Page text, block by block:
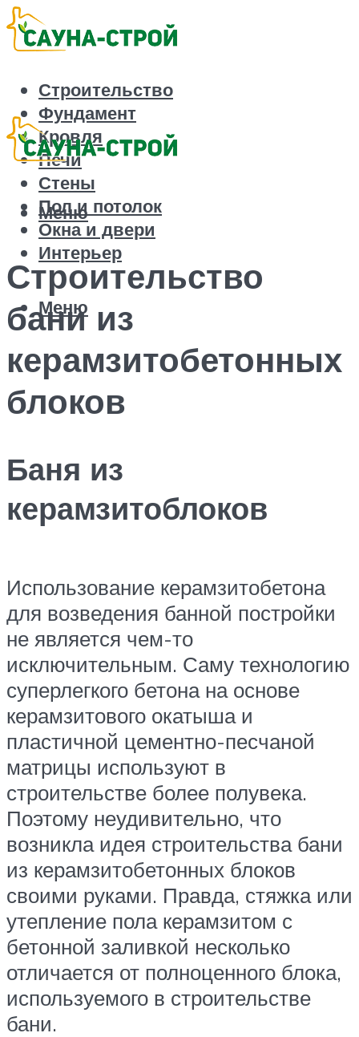
Строительство
Фундамент
Кровля
Печи
Стены
Пол и потолок
Окна и двери
Интерьер
Меню
Меню
Строительство
бани из
керамзитобетонных
блоков
Баня из
керамзитоблоков
Использование керамзитобетона
для возведения банной постройки
не является чем-то
исключительным. Саму технологию
суперлегкого бетона на основе
керамзитового окатыша и
пластичной цементно-песчаной
матрицы используют в
строительстве более полувека.
Поэтому неудивительно, что
возникла идея строительства бани
из керамзитобетонных блоков
своими руками. Правда, стяжка или
утепление пола керамзитом с
бетонной заливкой несколько
отличается от полноценного блока,
используемого в строительстве
бани.